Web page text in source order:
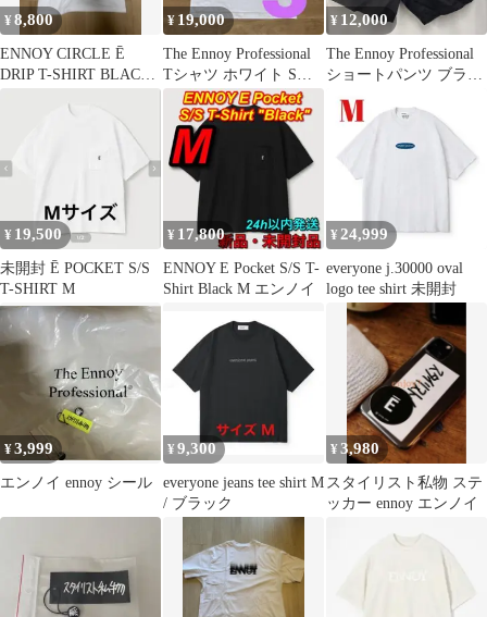
¥8,800
ENNOY CIRCLE Ē
DRIP T-SHIRT BLACK
¥ 19,000
The Ennoy Professional
Tシャツ ホワイト Sサ
イズ
¥ 12,000
The Ennoy Professional
ショートパンツ ブラッ
¥ 19,500
未開封 Ē POCKET S/S
T-SHIRT M
¥ 17,800
ENNOY E Pocket S/S T-
Shirt Black M エンノイ
¥ 24,999
everyone j.30000 oval
logo tee shirt 未開封
¥3,999
エンノイ ennoy シール
¥ 9,300
everyone jeans tee shirt M
/ ブラック
¥3,980
スタイリスト私物 ステ
ッカー ennoy エンノイ